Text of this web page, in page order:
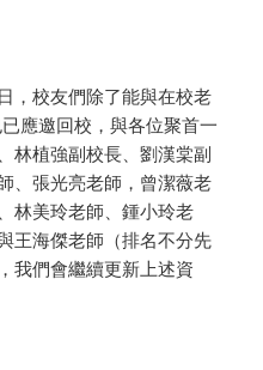
，校友們除了能與在校老
應邀回校，與各位聚首一
林植強副校長、劉漢棠副
、張光亮老師，曾潔薇老
林美玲老師、鍾小玲老
王海傑老師（排名不分先
我們會繼續更新上述資